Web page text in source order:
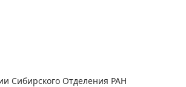
Сибирского Отделения РАН